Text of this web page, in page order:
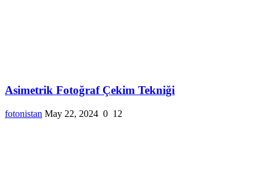
Asimetrik Fotoğraf Çekim Tekniği
fotonistan May 22, 2024 0 12